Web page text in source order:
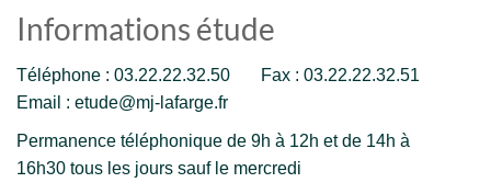
Informations étude
Téléphone : 03.22.22.32.50 Fax : 03.22.22.32.51
Email : etude@mj-lafarge.fr
Permanence téléphonique de 9h à 12h et de 14h à
16h30 tous les jours sauf le mercredi